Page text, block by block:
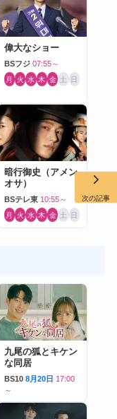
偉大なショー
BSフジ 07:55～
月 火 水 木 金 土 日
暗行御史（アメン
オサ）
BSテレ東 10:55～
月 火 水 木 金 土 日
九尾の狐とキケン
な同居
BS10 8月20日 17:00
～
次の記事